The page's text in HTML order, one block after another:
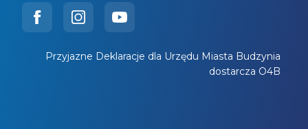
Przyjazne Deklaracje dla Urzędu Miasta Budzynia
dostarcza O4B